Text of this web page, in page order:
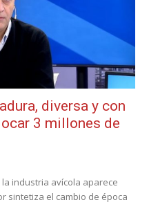
diversa y con
3 millones de
la industria avícola aparece
sintetiza el cambio de época